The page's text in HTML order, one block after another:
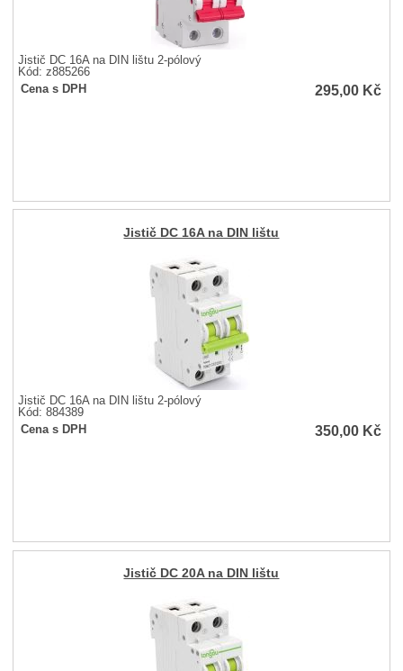
Jistič DC 16A na DIN lištu 2-pólový
Kód: z885266
Cena s DPH
295,00 Kč
Jistič DC 16A na DIN lištu
Jistič DC 16A na DIN lištu 2-pólový
Kód: 884389
Cena s DPH
350,00 Kč
Jistič DC 20A na DIN lištu